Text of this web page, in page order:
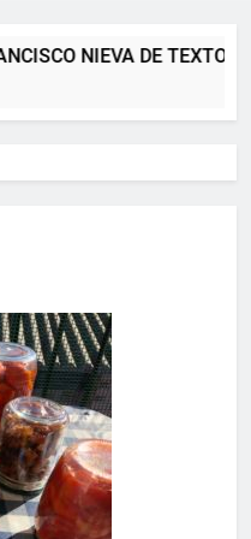
NIEVA DE TEXTOS